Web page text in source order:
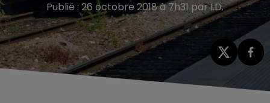
Publié : 26 octobre 2018 à 7h31 par I.D.